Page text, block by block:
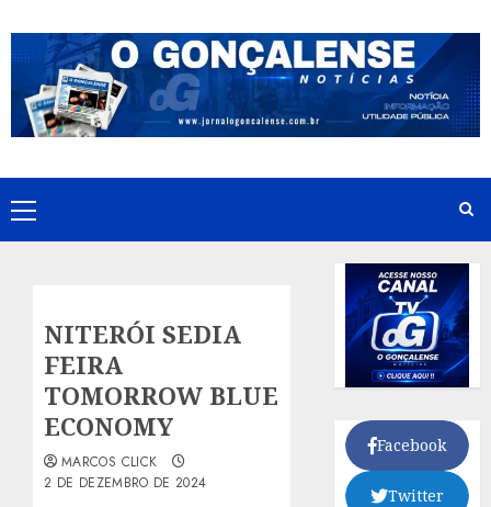
to
content
Primary
Menu
NITERÓI SEDIA
FEIRA
TOMORROW BLUE
ECONOMY
MARCOS CLICK
2 DE DEZEMBRO DE 2024
Facebook
Twitter